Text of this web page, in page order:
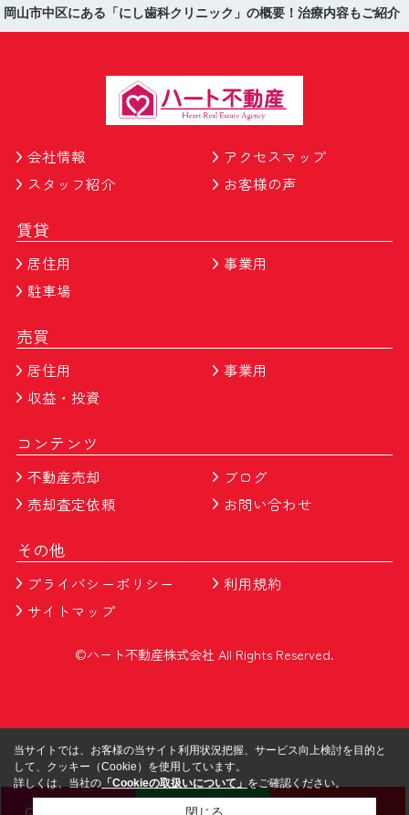
岡山市中区にある「にし歯科クリニック」の概要！治療内容もご紹介
会社情報
アクセスマップ
スタッフ紹介
お客様の声
賃貸
居住用
事業用
駐車場
売買
居住用
事業用
収益・投資
コンテンツ
不動産売却
ブログ
売却査定依頼
お問い合わせ
その他
プライバシーポリシー
利用規約
サイトマップ
©ハート不動産株式会社 All Rights Reserved.
当サイトでは、お客様の当サイト利用状況把握、サービス向上検討を目的と
して、クッキー（Cookie）を使用しています。
詳しくは、当社の 「Cookieの取扱いについて」 をご確認ください。
閉じる